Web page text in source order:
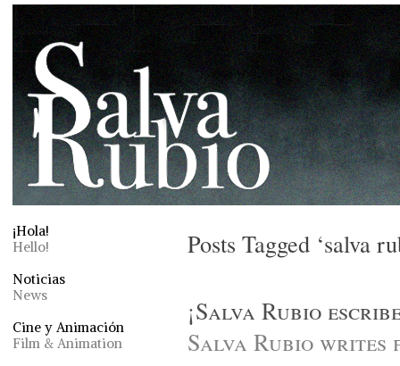
¡Hola!
Hello!
Noticias
News
Cine y Animación
Film & Animation
Posts Tagged ‘salva
¡Salva Rubio
Salva Rubio